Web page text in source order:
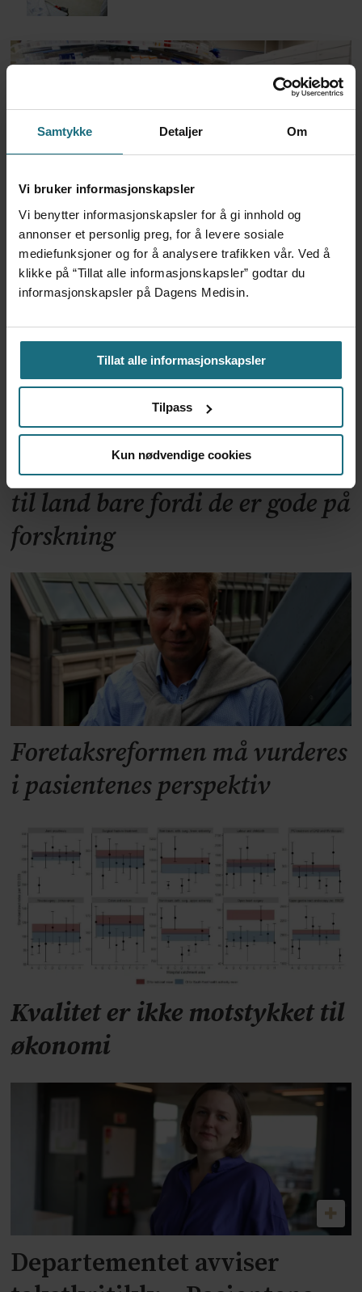
Samtykke Detaljer Om
Vi bruker informasjonskapsler
Vi benytter informasjonskapsler for å gi innhold og
annonser et personlig preg, for å levere sosiale
mediefunksjoner og for å analysere trafikken vår. Ved å
klikke på “Tillat alle informasjonskapsler” godtar du
informasjonskapsler på Dagens Medisin.
Tillat alle informasjonskapsler
Tilpass
Kun nødvendige cookies
Apoteker over hele landet
har problemer
Kliniske studier kommer ikke
til land bare fordi de er gode på
forskning
Foretaksreformen må vurderes
i pasientenes perspektiv
Kvalitet er ikke motstykket til
økonomi
Departementet avviser